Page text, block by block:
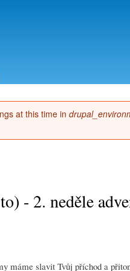
at this time in
- 2. neděle
máme slavit Tvůj příchod a